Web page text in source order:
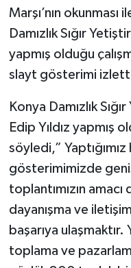
Marşı’nın okunması
Damızlık Sığır
yapmış olduğu
slayt gösterimi
Konya Damızlık
Edip Yıldız yapmış
söyledi,”
gösterimimizde
toplantımızın
dayanışma ve
başarıya ulaşmaktır.
toplama ve